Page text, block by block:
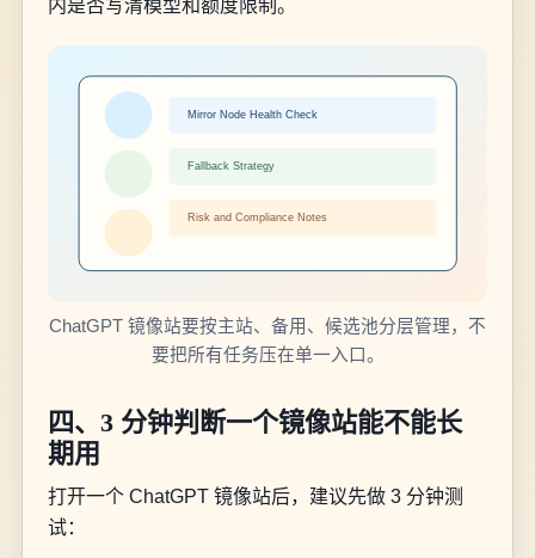
内是否写清模型和额度限制。
ChatGPT 镜像站要按主站、备用、候选池分层管理，不
要把所有任务压在单一入口。
四、3 分钟判断一个镜像站能不能长
期用
打开一个 ChatGPT 镜像站后，建议先做 3 分钟测
试：